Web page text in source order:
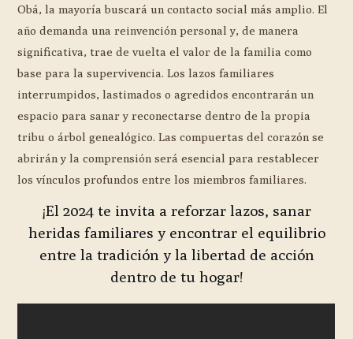
Obá, la mayoría buscará un contacto social más amplio. El
año demanda una reinvención personal y, de manera
significativa, trae de vuelta el valor de la familia como
base para la supervivencia. Los lazos familiares
interrumpidos, lastimados o agredidos encontrarán un
espacio para sanar y reconectarse dentro de la propia
tribu o árbol genealógico. Las compuertas del corazón se
abrirán y la comprensión será esencial para restablecer
los vínculos profundos entre los miembros familiares.
¡El 2024 te invita a reforzar lazos, sanar
heridas familiares y encontrar el equilibrio
entre la tradición y la libertad de acción
dentro de tu hogar!